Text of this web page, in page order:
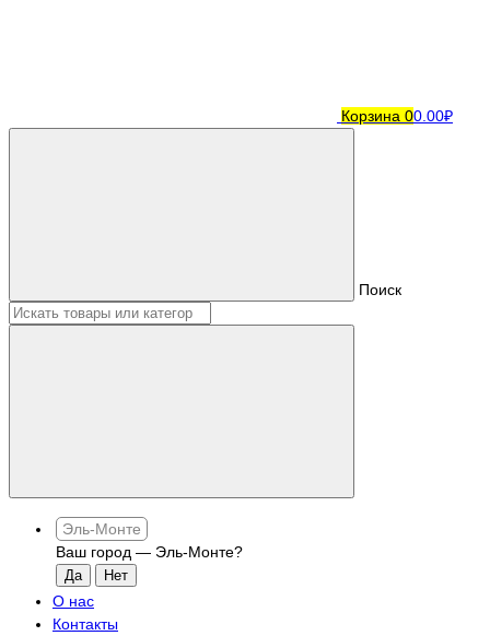
Корзина 00.00₽
Поиск
Эль-Монте
Ваш город — Эль-Монте?
О нас
Контакты